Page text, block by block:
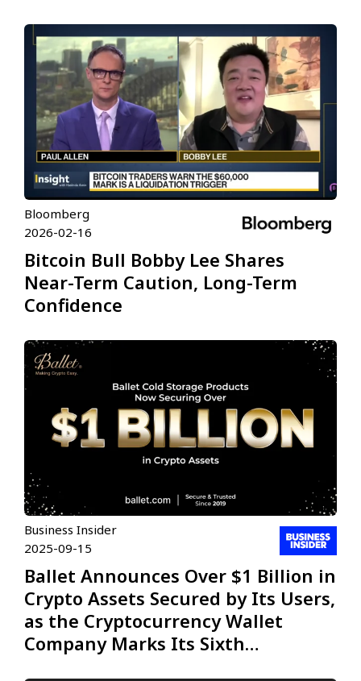
Bloomberg
2026-02-16
Bitcoin Bull Bobby Lee Shares
Near-Term Caution, Long-Term
Confidence
Business Insider
2025-09-15
Ballet Announces Over $1 Billion in
Crypto Assets Secured by Its Users,
as the Cryptocurrency Wallet
Company Marks Its Sixth